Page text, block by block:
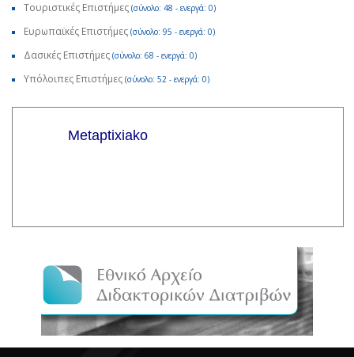
Τουριστικές Επιστήμες (σύνολο: 48 - ενεργά: 0)
Ευρωπαϊκές Επιστήμες (σύνολο: 95 - ενεργά: 0)
Δασικές Επιστήμες (σύνολο: 68 - ενεργά: 0)
Υπόλοιπες Επιστήμες (σύνολο: 52 - ενεργά: 0)